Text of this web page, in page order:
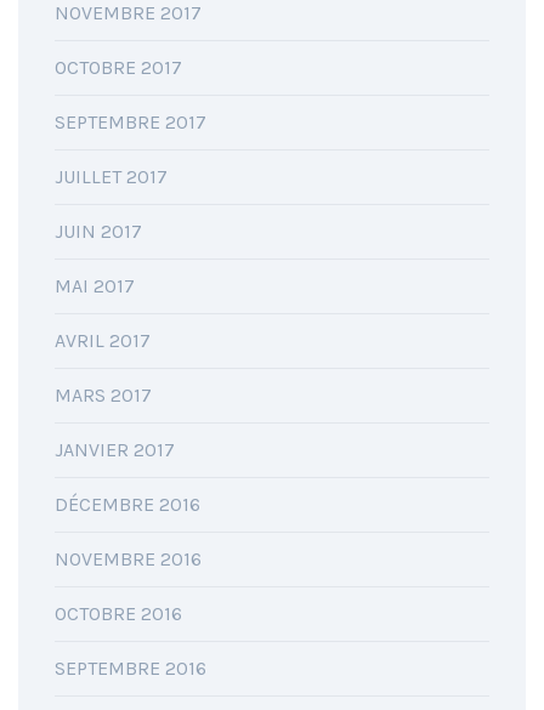
NOVEMBRE 2017
OCTOBRE 2017
SEPTEMBRE 2017
JUILLET 2017
JUIN 2017
MAI 2017
AVRIL 2017
MARS 2017
JANVIER 2017
DÉCEMBRE 2016
NOVEMBRE 2016
OCTOBRE 2016
SEPTEMBRE 2016